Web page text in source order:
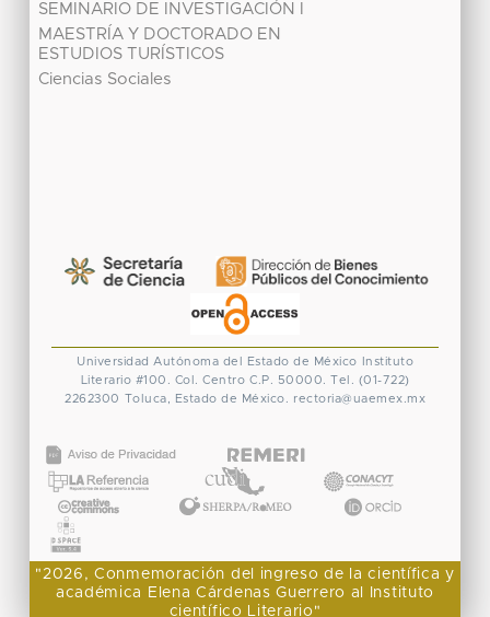
SEMINARIO DE INVESTIGACIÓN I
MAESTRÍA Y DOCTORADO EN
ESTUDIOS TURÍSTICOS
Ciencias Sociales
Universidad Autónoma del Estado de México
Instituto
Literario #100. Col. Centro C.P. 50000. Tel. (01-722)
2262300 Toluca, Estado de México. rectoria@uaemex.mx
"2026, Conmemoración del ingreso de la científica y
académica Elena Cárdenas Guerrero al Instituto
científico Literario"